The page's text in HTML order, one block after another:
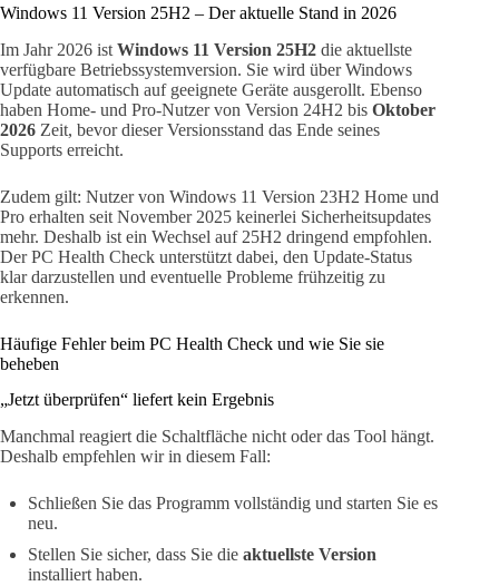
Windows 11 Version 25H2 – Der aktuelle Stand in 2026
Im Jahr 2026 ist Windows 11 Version 25H2 die aktuellste
verfügbare Betriebssystemversion. Sie wird über Windows
Update automatisch auf geeignete Geräte ausgerollt. Ebenso
haben Home- und Pro-Nutzer von Version 24H2 bis Oktober
2026 Zeit, bevor dieser Versionsstand das Ende seines
Supports erreicht.
Zudem gilt: Nutzer von Windows 11 Version 23H2 Home und
Pro erhalten seit November 2025 keinerlei Sicherheitsupdates
mehr. Deshalb ist ein Wechsel auf 25H2 dringend empfohlen.
Der PC Health Check unterstützt dabei, den Update-Status
klar darzustellen und eventuelle Probleme frühzeitig zu
erkennen.
Häufige Fehler beim PC Health Check und wie Sie sie
beheben
„Jetzt überprüfen“ liefert kein Ergebnis
Manchmal reagiert die Schaltfläche nicht oder das Tool hängt.
Deshalb empfehlen wir in diesem Fall:
Schließen Sie das Programm vollständig und starten Sie es
neu.
Stellen Sie sicher, dass Sie die aktuellste Version
installiert haben.